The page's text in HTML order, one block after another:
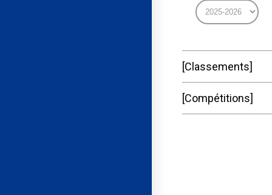
Classements
Compétitions